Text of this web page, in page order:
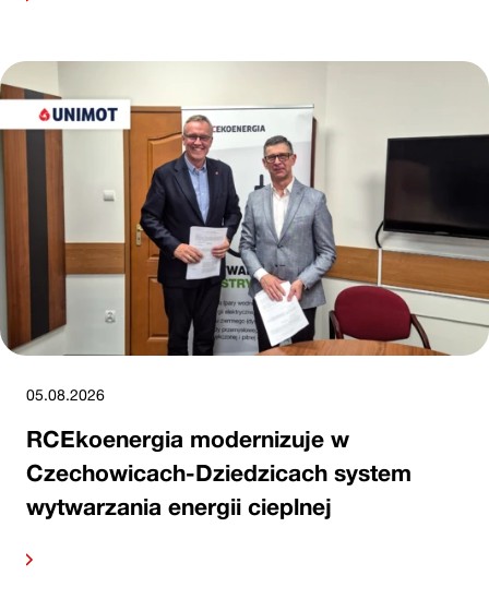
05.08.2026
RCEkoenergia modernizuje w
Czechowicach-Dziedzicach system
wytwarzania energii cieplnej